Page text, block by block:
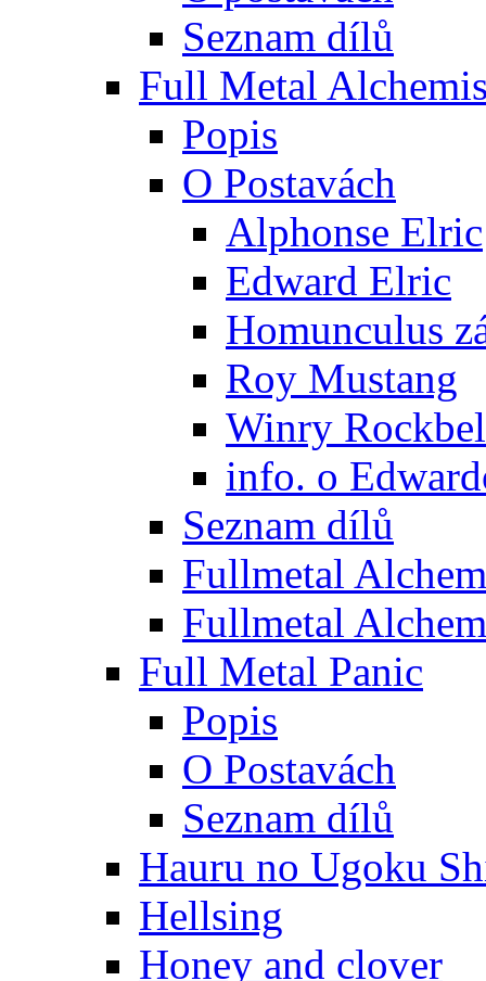
Seznam dílů
Full Metal
Popis
O Postavách
Alphonse Elric
Edward Elric
Homunculus
Roy Mustang
Winry
info. o
Seznam dílů
Fullmetal
Fullmetal
Full Metal Panic
Popis
O Postavách
Seznam dílů
Hauru no Ugoku
Hellsing
Honey and clover